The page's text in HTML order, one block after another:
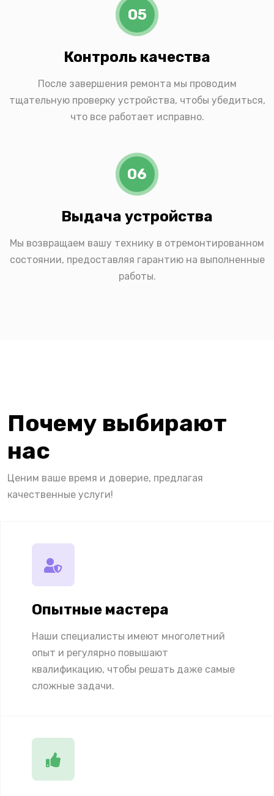
05
Контроль качества
После завершения ремонта мы проводим
тщательную проверку устройства, чтобы убедиться,
что все работает исправно.
06
Выдача устройства
Мы возвращаем вашу технику в отремонтированном
состоянии, предоставляя гарантию на выполненные
работы.
Почему выбирают
нас
Ценим ваше время и доверие, предлагая
качественные услуги!
Опытные мастера
Наши специалисты имеют многолетний
опыт и регулярно повышают
квалификацию, чтобы решать даже самые
сложные задачи.